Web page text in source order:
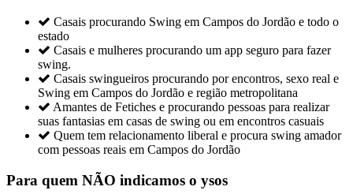
 Casais procurando Swing em Campos do Jordão e todo o
estado
 Casais e mulheres procurando um app seguro para fazer
swing.
 Casais swingueiros procurando por encontros, sexo real e
Swing em Campos do Jordão e região metropolitana
 Amantes de Fetiches e procurando pessoas para realizar
suas fantasias em casas de swing ou em encontros casuais
 Quem tem relacionamento liberal e procura swing amador
com pessoas reais em Campos do Jordão
Para quem NÃO indicamos o ysos